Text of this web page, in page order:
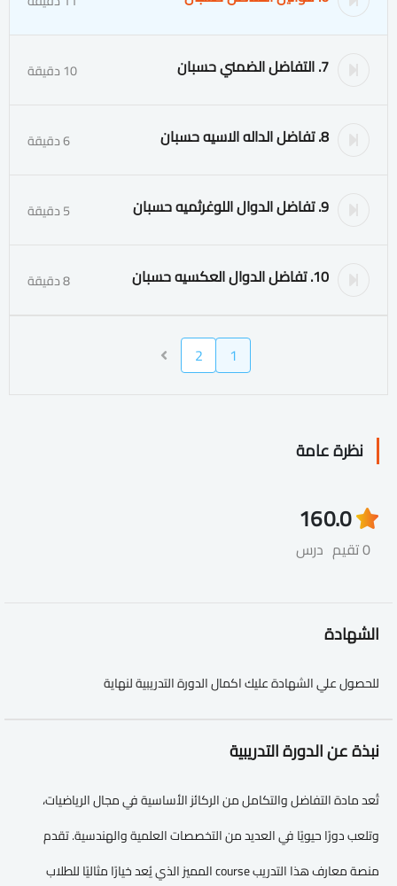
7. التفاضل الضمني حسبان 10 دقيقة
8. تفاضل الداله الاسيه حسبان 6 دقيقة
9. تفاضل الدوال اللوغرثميه حسبان 5 دقيقة
10. تفاضل الدوال العكسيه حسبان 8 دقيقة
1
2
نظرة عامة
0.0
0 تقيم
16
درس
الشهادة
للحصول علي الشهادة عليك اكمال الدورة التدريبية لنهاية
نبذة عن الدورة التدريبية
تُعد مادة التفاضل والتكامل من الركائز الأساسية في مجال الرياضيات،
وتلعب دورًا حيويًا في العديد من التخصصات العلمية والهندسية. تقدم
منصة معارف هذا التدريب course المميز الذي يُعد خيارًا مثاليًا للطلاب